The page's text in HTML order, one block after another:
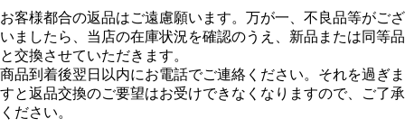
お客様都合の返品はご遠慮願います。万が一、不良品等がござ
いましたら、当店の在庫状況を確認のうえ、新品または同等品
と交換させていただきます。
商品到着後翌日以内にお電話でご連絡ください。それを過ぎま
すと返品交換のご要望はお受けできなくなりますので、ご了承
ください。